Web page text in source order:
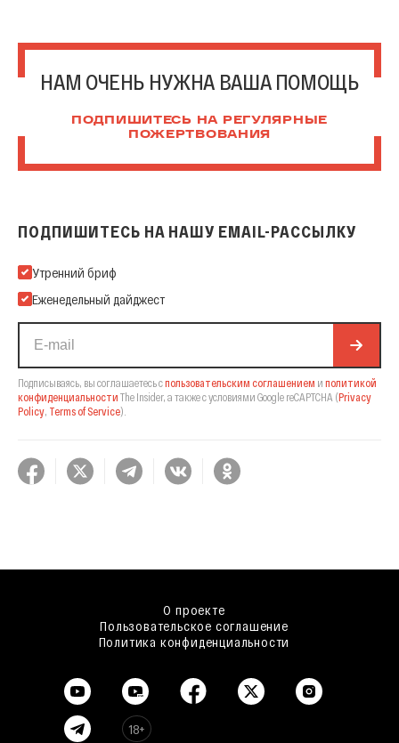
НАМ ОЧЕНЬ НУЖНА ВАША ПОМОЩЬ
ПОДПИШИТЕСЬ НА РЕГУЛЯРНЫЕ
ПОЖЕРТВОВАНИЯ
ПОДПИШИТЕСЬ НА НАШУ EMAIL-РАССЫЛКУ
Подпишитесь на нашу Email-рассылку
Утренний бриф
Еженедельный дайджест
Подписываясь, вы соглашаетесь спользовательским соглашением и политикой
конфиденциальности The Insider, а также с условиями Google reCAPTCHA (Privacy
Policy, Terms of Service).
О проекте
Пользовательское соглашение
Политика конфиденциальности
18+